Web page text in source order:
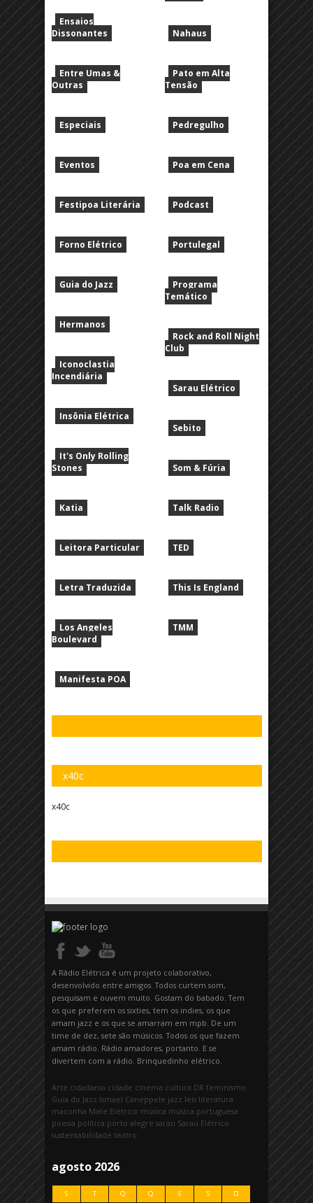
Ensaios
Dissonantes
Entre Umas &
Outras
Especiais
Eventos
Festipoa Literária
Forno Elétrico
Guia do Jazz
Hermanos
Iconoclastia
Incendiária
Insônia Elétrica
It's Only Rolling
Stones
Katia
Leitora Particular
Letra Traduzida
Los Angeles
Boulevard
Manifesta POA
Nahaus
Pato em Alta
Tensão
Pedregulho
Poa em Cena
Podcast
Portulegal
Programa
Temático
Rock and Roll Night
Club
Sarau Elétrico
Sebito
Som & Fúria
Talk Radio
TED
This Is England
TMM
x40c
x40c
A Rádio Elétrica é um projeto colaborativo,
desenvolvido entre amigos. Todos curtem som,
pesquisam e ouvem muito. Gostam do babado. Tem
os que preferem os sixties, tem os indies, os que
amam jazz e os que se amarram em mpb. De um
time de dez, sete são músicos. Todos os que fazem
amam rádio. Rádio amadores, portanto. E se
divertem com a rádio. Brinquedinho elétrico.
Arte cidadania cidade cinema cultura DR feminismo
Guia do Jazz Ismael Caneppele jazz leis literatura
maconha Mate Elétrico música música portuguesa
poesia política porto alegre sarau Sarau Elétrico
sustentabilidade teatro
agosto 2026
S T Q Q S S D